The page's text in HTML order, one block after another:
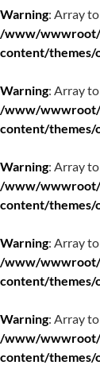
Warning: Array
/www/wwwroot/
content/
Warning: Array
/www/wwwroot/
content/
Warning: Array
/www/wwwroot/
content/
Warning: Array
/www/wwwroot/
content/
Warning: Array
/www/wwwroot/
content/